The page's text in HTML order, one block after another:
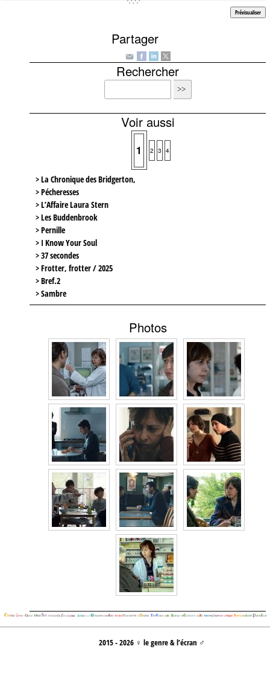
Partager
Rechercher
Voir aussi
1 2 3 4
> La Chronique des Bridgerton,
> Pécheresses
> L’Affaire Laura Stern
> Les Buddenbrook
> Pernille
> I Know Your Soul
> 37 secondes
> Frotter, frotter / 2025
> Bref.2
> Sambre
Photos
2015 - 2026 ♀ le genre & l’écran ♂